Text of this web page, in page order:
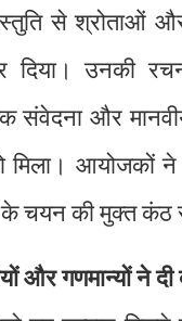
से श्रोताओं
दिया। उनकी
संवेदना और
मिला। आयोजकों
के चयन की मुक्त कंठ
और गणमान्यों ने दी